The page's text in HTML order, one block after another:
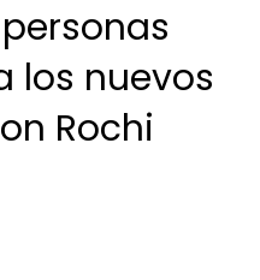
los nuevos
Rochi